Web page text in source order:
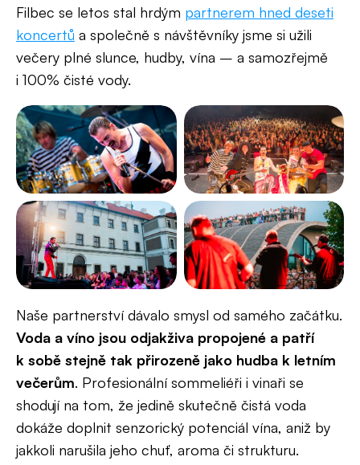
Filbec se letos stal hrdým partnerem hned deseti
koncertů a společně s návštěvníky jsme si užili
večery plné slunce, hudby, vína – a samozřejmě
i 100% čisté vody.
Naše partnerství dávalo smysl od samého začátku.
Voda a víno jsou odjakživa propojené a patří
k sobě stejně tak přirozeně jako hudba k letním
večerům. Profesionální sommeliéři i vinaři se
shodují na tom, že jedině skutečně čistá voda
dokáže doplnit senzorický potenciál vína, aniž by
jakkoli narušila jeho chuť, aroma či strukturu.